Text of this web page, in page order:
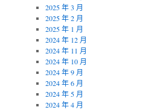
2025 年 3 月
2025 年 2 月
2025 年 1 月
2024 年 12 月
2024 年 11 月
2024 年 10 月
2024 年 9 月
2024 年 6 月
2024 年 5 月
2024 年 4 月